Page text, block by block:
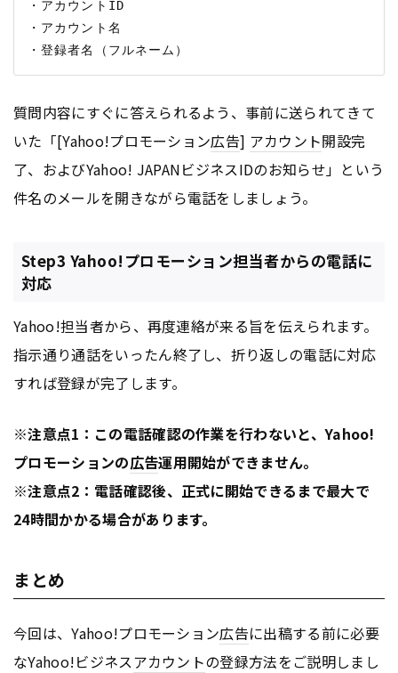
・アカウントID
・アカウント名
質問内容にすぐに答えられるよう、事前に送られてきて
いた「[Yahoo!プロモーション広告] アカウント開設完
了、およびYahoo! JAPANビジネスIDのお知らせ」という
件名のメールを開きながら電話をしましょう。
Step3 Yahoo!プロモーション担当者からの電話に
対応
Yahoo!担当者から、再度連絡が来る旨を伝えられます。
指示通り通話をいったん終了し、折り返しの電話に対応
すれば登録が完了します。
※注意点1：この電話確認の作業を行わないと、Yahoo!
プロモーションの広告運用開始ができません。
※注意点2：電話確認後、正式に開始できるまで最大で
24時間かかる場合があります。
まとめ
今回は、Yahoo!プロモーション広告に出稿する前に必要
なYahoo!ビジネスアカウントの登録方法をご説明しまし